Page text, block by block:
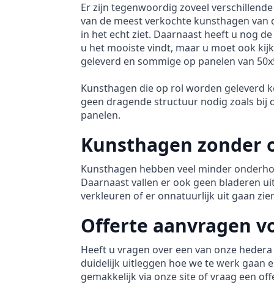
Er zijn tegenwoordig zoveel
van de meest verkochte kunsthagen
in het echt ziet. Daarnaast heeft u nog
u het mooiste vindt, maar u moet ook
geleverd en sommige op panelen van
Kunsthagen die op rol worden geleverd
geen dragende structuur nodig zoals bij
panelen.
Kunsthagen zonder
Kunsthagen hebben veel minder
Daarnaast vallen er ook geen bladeren
verkleuren of er onnatuurlijk uit gaan
Offerte aanvragen
Heeft u vragen over een van onze
duidelijk uitleggen hoe we te werk gaan
gemakkelijk via onze site of vraag een